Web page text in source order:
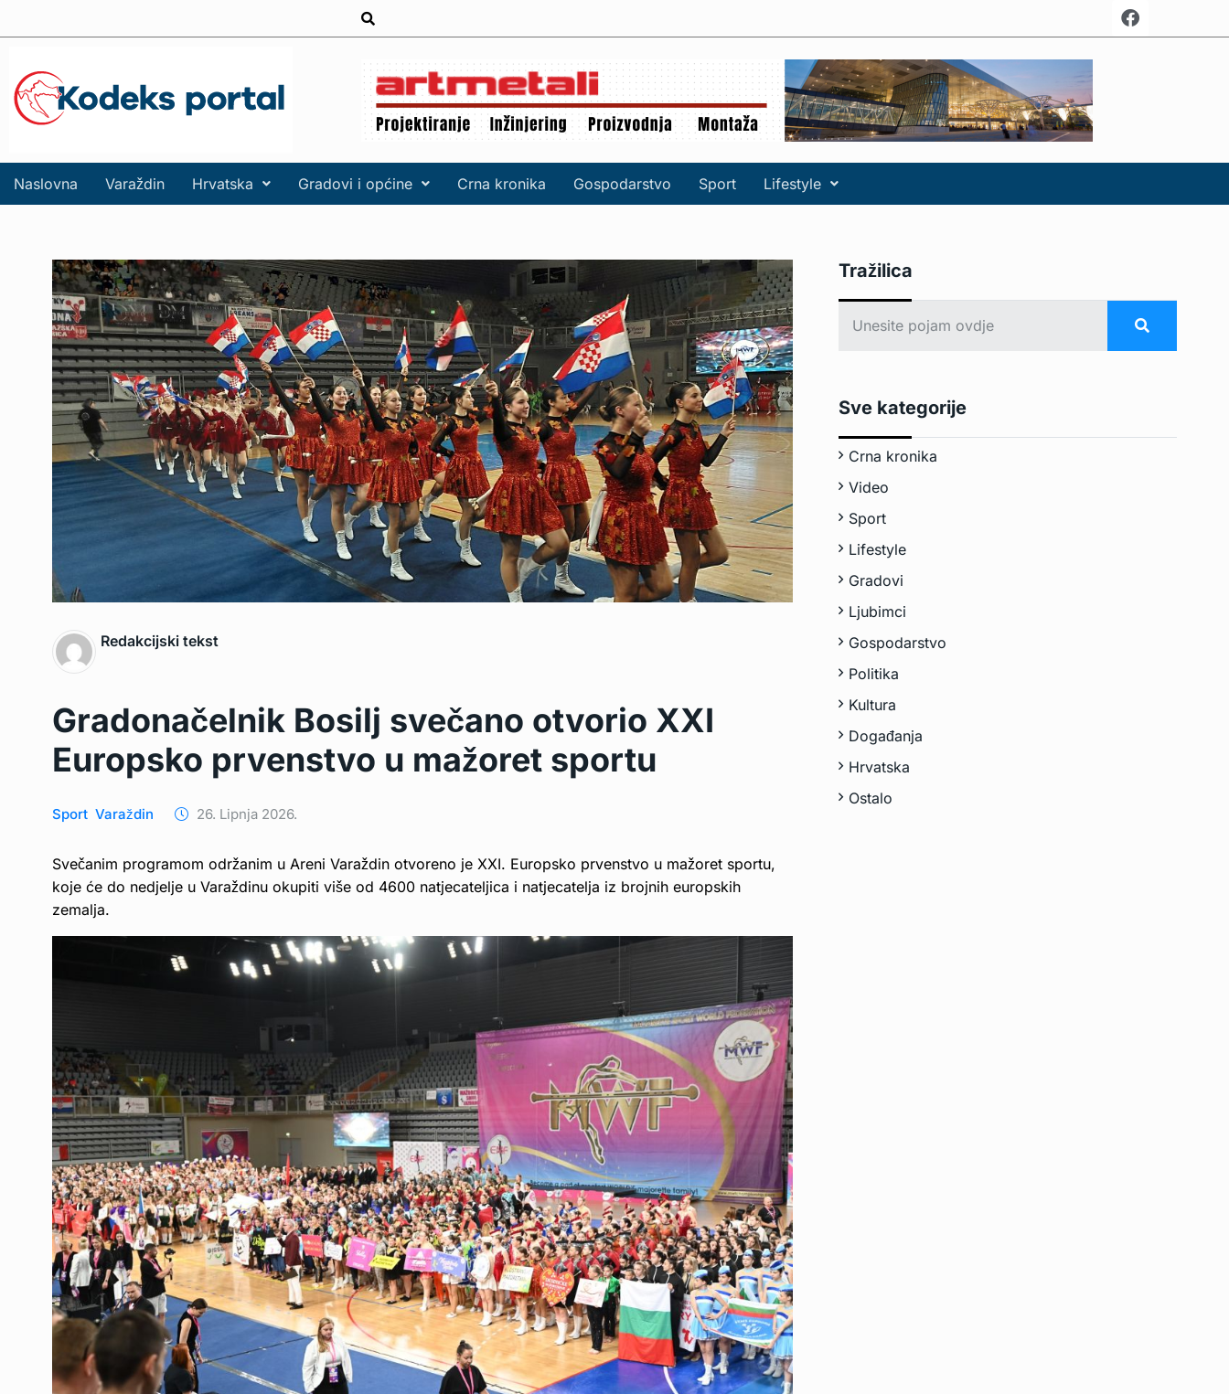
Naslovna Varaždin Hrvatska Gradovi i općine Crna kronika Gospodarstvo Sport Lifestyle
Redakcijski tekst
Gradonačelnik Bosilj svečano otvorio XXI
Europsko prvenstvo u mažoret sportu
Sport Varaždin 26. Lipnja 2026.
Svečanim programom održanim u Areni Varaždin otvoreno je XXI. Europsko prvenstvo u mažoret sportu,
koje će do nedjelje u Varaždinu okupiti više od 4600 natjecateljica i natjecatelja iz brojnih europskih
zemalja.
Tražilica
Sve kategorije
Crna kronika
Video
Sport
Lifestyle
Gradovi
Ljubimci
Gospodarstvo
Politika
Kultura
Događanja
Hrvatska
Ostalo